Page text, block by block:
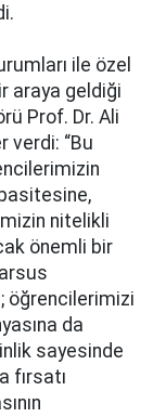
ile özel
araya geldiği
Prof. Dr. Ali
verdi: “Bu
nitelikli
önemli bir
öğrencilerimizi
da
sayesinde
fırsatı